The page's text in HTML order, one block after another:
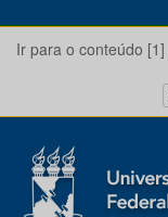
Ir para o conteúdo [1]